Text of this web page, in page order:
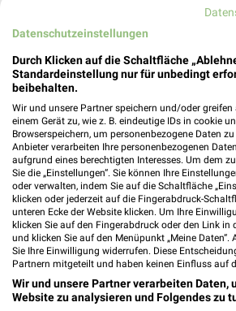
ALDI Nord Prospekt für
(Sennegemeinde) ab Mo.
Gültig von 03. Aug. bis 08. Aug.
📅 Kalendereintrag erstellen
PROSPEKT
Datenschutzeinstellungen
Durch Klicken auf die Schaltfläche
Standardeinstellung nur für unbedingt
beibehalten.
Wir und unsere Partner speichern und/oder
einem Gerät zu, wie z. B. eindeutige IDs in cookie
Browserspeichern, um personenbezogene Daten
Anbieter verarbeiten Ihre personenbezogenen
aufgrund eines berechtigten Interesses. Um dem
Sie die „Einstellungen“. Sie können Ihre
oder verwalten, indem Sie auf die Schaltfläche
klicken oder jederzeit auf die Fingerabdruck-
unteren Ecke der Website klicken. Um Ihre
klicken Sie auf den Fingerabdruck oder den Link in
und klicken Sie auf den Menüpunkt „Meine Daten“.
Sie Ihre Einwilligung widerrufen. Diese
Partnern mitgeteilt und haben keinen Einfluss auf
Wir und unsere Partner verarbeiten Daten,
Website zu analysieren und Folgendes zu